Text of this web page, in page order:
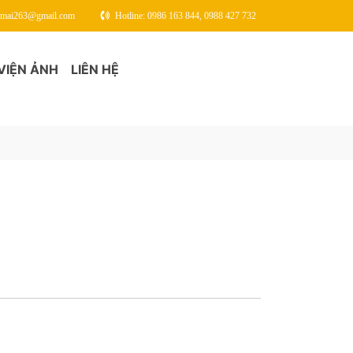
Hotline: 0986 163 844, 0988 427 732
ẢNH LIÊN HỆ